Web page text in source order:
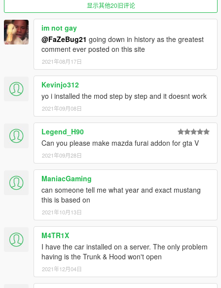
≡≡≡≡≡≡≡≡≡≡≡≡≡≡≡≡≡≡≡≡≡≡≡≡≡≡≡≡≡≡≡≡≡≡≡≡≡≡≡≡≡
Changelog V1.4:
≡≡≡≡≡≡≡≡≡≡≡≡≡≡≡≡≡≡≡≡≡≡≡≡≡≡≡≡≡≡≡≡≡≡≡≡≡≡≡≡≡
Added HQ Mirror
≡≡≡≡≡≡≡≡≡≡≡≡≡≡≡≡≡≡≡≡≡≡≡≡≡≡≡≡≡≡≡≡≡≡≡≡≡≡≡≡≡
Changelog V1.3:
≡≡≡≡≡≡≡≡≡≡≡≡≡≡≡≡≡≡≡≡≡≡≡≡≡≡≡≡≡≡≡≡≡≡≡≡≡≡≡≡≡
Reworked OIV Package
Removed Old Files
≡≡≡≡≡≡≡≡≡≡≡≡≡≡≡≡≡≡≡≡≡≡≡≡≡≡≡≡≡≡≡≡≡≡≡≡≡≡≡≡≡
Changelog V1.2:
≡≡≡≡≡≡≡≡≡≡≡≡≡≡≡≡≡≡≡≡≡≡≡≡≡≡≡≡≡≡≡≡≡≡≡≡≡≡≡≡≡
Added OIV Package
Removed Old Files
≡≡≡≡≡≡≡≡≡≡≡≡≡≡≡≡≡≡≡≡≡≡≡≡≡≡≡≡≡≡≡≡≡≡≡≡≡≡≡≡≡
Changelog V1.1:
≡≡≡≡≡≡≡≡≡≡≡≡≡≡≡≡≡≡≡≡≡≡≡≡≡≡≡≡≡≡≡≡≡≡≡≡≡≡≡≡≡
Added Alcantara Roof
Fixed minor Bugs
显示其他20旧评论
im not gay
@FaZeBug21 going down in history as the greatest
comment ever posted on this site
2021年08月17日
Kevinjo312
yo i installed the mod step by step and it doesnt work
2021年09月08日
Legend_H90
Can you please make mazda furai addon for gta V
2021年09月28日
ManiacGaming
can someone tell me what year and exact mustang
this is based on
2021年10月13日
M4TR1X
I have the car installed on a server. The only problem
having is the Trunk & Hood won't open
2021年12月04日